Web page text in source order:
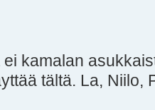
kamalan
tältä. La, Niilo,